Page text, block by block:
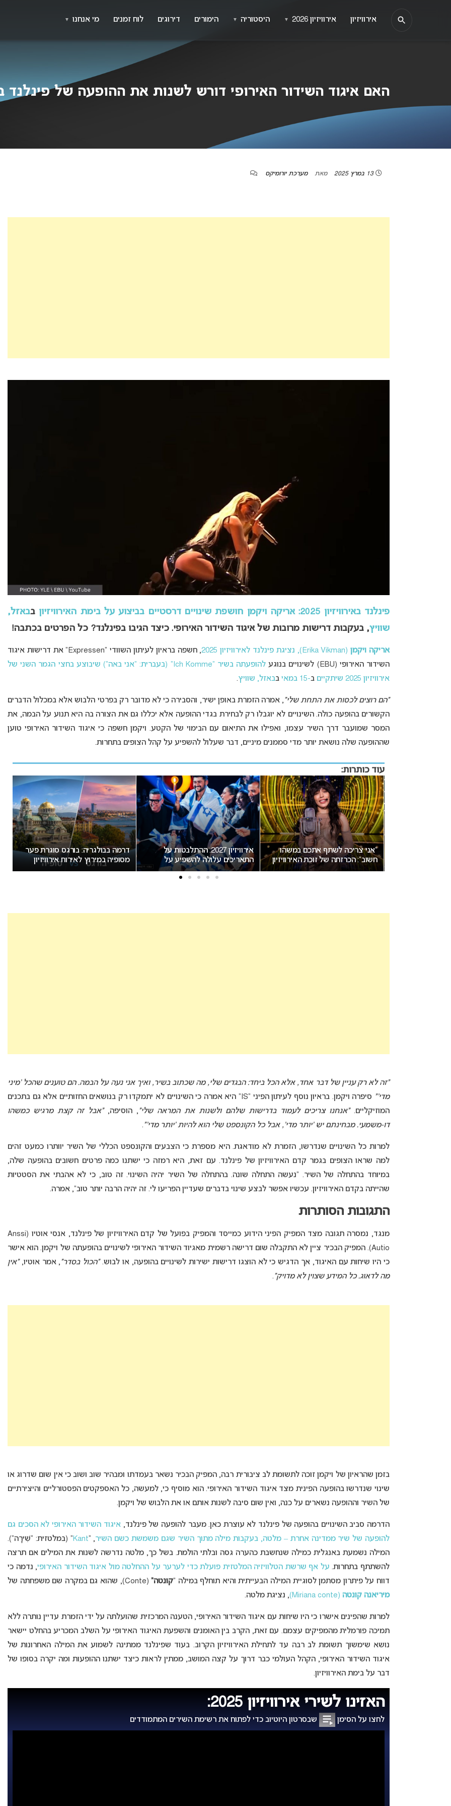
האם איגוד השידור האירופי דורש לשנות את ההופעה של פינלנד
13 במרץ 2025 מאת מערכת יורומיקס
פינלנד באירוויזיון 2025: אריקה ויקמן חושפת שינויים דרסטיים בביצוע על בימת האירוויזיון בבאזל,
שוויץ, בעקבות דרישות מרובות של איגוד השידור האירופי. כיצד הגיבו בפינלנד? כל הפרטים בכתבה!
אריקה ויקמן(Erika Vikman), נציגת פינלנד לאירוויזיון 2025
, חשפה בראיון לעיתון השוודי “Expressen” את דרישות איגוד
השידור האירופי (EBU) לשינויים בנוגע
להופעתה בשיר “Ich Komme” (בעברית: “אני באה”)
שיבוצע בחצי הגמר השני של
אירוויזיון 2025 שיתקיים
ב-15 במאי בבאזל, שוויץ.
“הם רוצים לכסות את התחת שלי”, אמרה הזמרת באופן ישיר, והסבירה כי לא מדובר רק בפרטי הלבוש אלא במכלול הדברים
הקשורים בהופעה כולה. השינויים לא יוגבלו רק לבחירת בגדי ההופעה אלא יכללו גם את הצורה בה היא תנוע על הבמה, את
המסר שמועבר דרך השיר עצמו, ואפילו את התיאום עם הבימוי של הקטע. ויקמן חשפה כי איגוד השידור האירופי טוען
שההופעה שלה נושאת יותר מדי סממנים מיניים, דבר שעלול להשפיע על קהל הצופים בתחרות.
עוד כותרות:
עובר על החוק: מאיזה גיל מותר
להשתתף באירוויזיון?
אירוויזיון 2027 בבולגריה: המחלוקת
סביב העיר המארחת בנקודת רתיחה
המירוץ לאירוויזיון 2027: בורגס בדרך
לחטוף לסופיה את האירוח
“זה לא רק עניין של דבר אחד, אלא הכל ביחד: הבגדים שלי, מה שכתוב בשיר, ואיך אני נעה על הבמה. הם טוענים שהכל ‘מיני
מדי'”
סיפרה ויקמן. בראיון נוסף לעיתון הפיני “IS” היא אמרה כי השינויים לא יתמקדו רק בנושאים החזותיים אלא גם בתכנים
המוזיקליים.“אנחנו צריכים לעמוד בדרישות שלהם ולשנות את המראה שלי”, הוסיפה,“אבל זה קצת מרגיש כמשהו
דו-משמעי. מבחינתם יש ‘יותר מדי’, אבל כל הקונספט שלי הוא להיות ‘יותר מדי'”.
למרות כל השינויים שנדרשו, הזמרת לא מודאגת. היא מספרת כי הצבעים והקונספט הכללי של השיר יוותרו כמעט זהים
למה שראו הצופים בגמר קדם האירוויזיון של פינלנד. עם זאת, היא רמזה כי ישתנו כמה פרטים חשובים בהופעה שלה,
במיוחד בהתחלה של השיר. “נעשה התחלה שונה. בהתחלה של השיר יהיה השינוי. זה טוב, כי לא אהבתי את הסטטיות
שהייתה בקדם האירוויזיון. עכשיו אפשר לבצע שינוי בדברים שעדיין הפריעו לי. זה יהיה הרבה יותר טוב”, אמרה.
התגובות הסותרות
מנגד, נמסרה תגובה מצד המפיק הפיני הידוע כמייסד והמפיק בפועל של קדם האירוויזיון של פינלנד, אנסי אוטיו (Anssi
Autio). המפיק הבכיר ציין לא התקבלה שום דרישה רשמית מאגיוד השידור האירופי לשינויים בהופעתה של ויקמן. הוא אישר
כי היו שיחות עם האיגוד, אך הדגיש כי לא הוצגו דרישות ישירות לשינויים בהופעה, או לבוש.“הכול בסדר”, אמר אוטיו,“אין
מה לדאוג. כל המידע שצוין לא מדויק”.
בזמן שהראיון של ויקמן זוכה לתשומת לב ציבורית רבה, המפיק הבכיר נשאר בעמדתו ומבהיר שוב ושוב כי אין שום שדרוג או
שינוי שנדרשו בהופעה הפינית מצד איגוד השידור האירופי. הוא מוסיף כי, למעשה, כל האספקטים הפסטורליים והיצירתיים
של השיר וההופעה נשארים על כנה, ואין שום סיבה לשנות אותם או את הלבוש של ויקמן.
הדרמה סביב השינויים בהופעה של פינלנד לא עוצרת כאן. מעבר להופעה של פינלנד, איגוד השידור האירופי לא הסכים גם
להופעה של שיר ממדינה אחרת – מלטה, בעקבות מילה מתוך השיר שגם משמשת כשם השיר, “
Kant” (במלטזית: “שִׁירָה”).
המילה נשמעת באנגלית כמילה שנחשבת כהערה גסה ובלתי הולמת. בשל כך, מלטה נדרשה לשנות את המילים אם תרצה
להשתתף בתחרות. על אף שרשת הטלוויזיה המלטזית פועלת כדי לערער על ההחלטה מול איגוד השידור האירופי, נדמה כי
דווח על פיתרון מסתמן לסוגיית המילה הבעייתית והיא תוחלף במילה “קונטה”(Conte), שהוא גם במקרה שם משפחתה של
מיריאנה קונטה (Miriana conte) , נציגת מלטה.
למרות שהפינים אישרו כי היו שיחות עם איגוד השידור האירופי, הטענה המרכזית שהועלתה על ידי הזמרת עדיין נותרה ללא
תמיכה פורמלית מהמפיקים עצמם. עם זאת, הקרב בין האומנים והשפעת האיגוד האירופי על השלב המכריע בהחלט יישאר
נושא שימשוך תשומת לב רבה עד לתחילת האירוויזיון הקרוב. בעוד שפינלנד ממתינה לשמוע את המילה האחרונות של
איגוד השידור האירופי, הקהל העולמי כבר דרוך על קצה המושב, ממתין לראות כיצד ישתנו ההופעות ומה יקרה בסופו של
דבר על בימת האירוויזיון.
האזינו לשירי אירוויזיון 2025:
לחצו על הסימן שבסרטון היוטיוב כדי לפתוח את רשימת השירים המתמודדים
אירוויזיון אירוויזיון 2026 ▼ היסטוריה ▼ הימורים דירוגים לוח זמנים מי אנחנו ▼